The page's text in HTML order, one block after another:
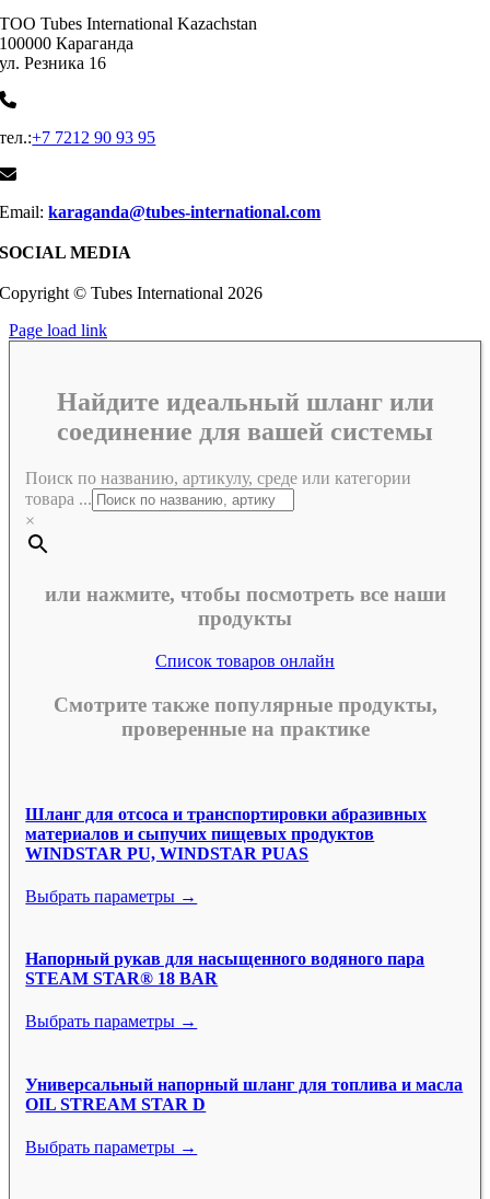
ТОО Tubes International Kazachstan
100000 Караганда
ул. Резника 16
тел.:+7 7212 90 93 95
Email:karaganda@tubes-international.com
SOCIAL MEDIA
Copyright © Tubes International 2026
Page load link
Найдите идеальный шланг или
соединение для вашей системы
Поиск по названию, артикулу, среде или категории
товара ...
×
или нажмите, чтобы посмотреть все наши
продукты
Список товаров онлайн
Смотрите также популярные продукты,
проверенные на практике
Шланг для отсоса и транспортировки абразивных
материалов и сыпучих пищевых продуктов
WINDSTAR PU, WINDSTAR PUAS
Выбрать параметры →
Напорный рукав для насыщенного водяного пара
STEAM STAR® 18 BAR
Выбрать параметры →
Универсальный напорный шланг для топлива и масла
OIL STREAM STAR D
Выбрать параметры →